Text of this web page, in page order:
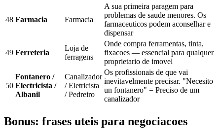
48 Farmacia Farmacia
A sua primeira paragem para
problemas de saude menores. Os
farmaceuticos podem aconselhar e
dispensar
49 Ferreteria
Loja de
ferragens
Onde compra ferramentas, tinta,
fixacoes — essencial para qualquer
proprietario de imovel
50
Fontanero /
Electricista /
Albanil
Canalizador
/ Eletricista
/ Pedreiro
Os profissionais de que vai
inevitavelmente precisar. "Necesito
un fontanero" = Preciso de um
canalizador
Bonus: frases uteis para negociacoes